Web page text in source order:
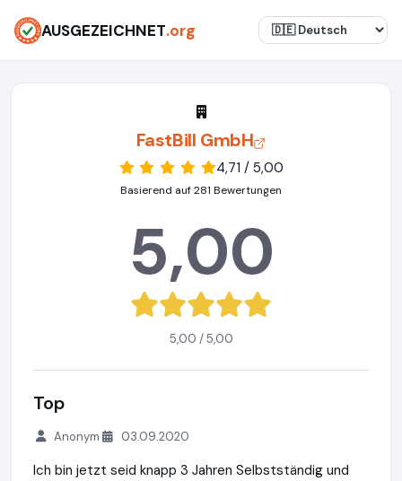
AUSGEZEICHNET.org
FastBill GmbH
4,71 / 5,00
Basierend auf 281 Bewertungen
5,00
5,00 / 5,00
Top
Anonym 03.09.2020
Ich bin jetzt seid knapp 3 Jahren Selbstständig und